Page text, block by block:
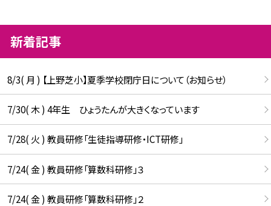
新着記事
8/3( 月 ) 【上野芝小】夏季学校閉庁日について（お知らせ）
7/30( 木 ) 4年生 ひょうたんが大きくなっています
7/28( 火 ) 教員研修「生徒指導研修・ICT研修」
7/24( 金 ) 教員研修「算数科研修」３
7/24( 金 ) 教員研修「算数科研修」２